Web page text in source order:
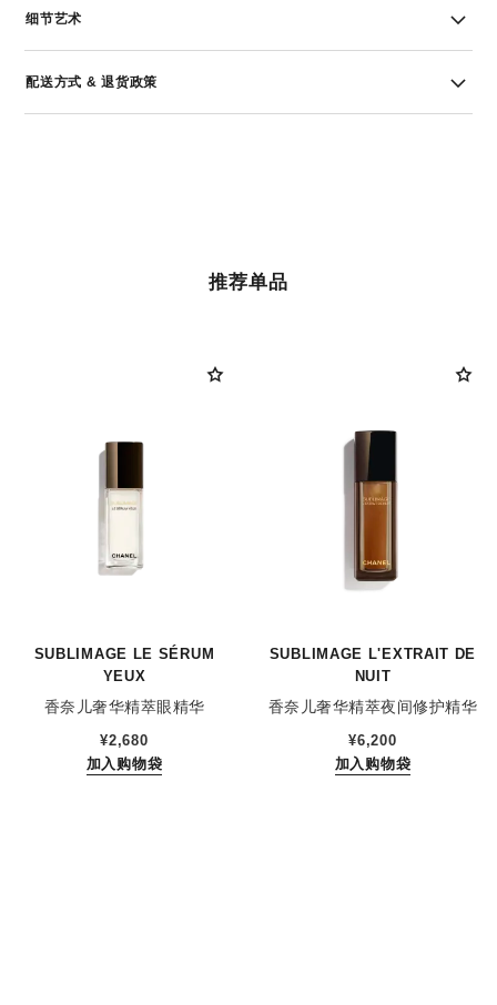
细节艺术
配送方式 & 退货政策
推荐单品
SUBLIMAGE LE SÉRUM
YEUX
香奈儿奢华精萃眼精华
参考编号 147960
¥2,680
加入购物袋
SUBLIMAGE L'EXTRAIT DE
NUIT
香奈儿奢华精萃夜间修护精华
参考编号 144870
¥6,200
加入购物袋